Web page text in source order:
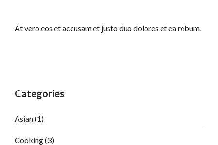
At vero eos et accusam et justo duo dolores et ea rebum.
Categories
Asian(1)
Cooking(3)